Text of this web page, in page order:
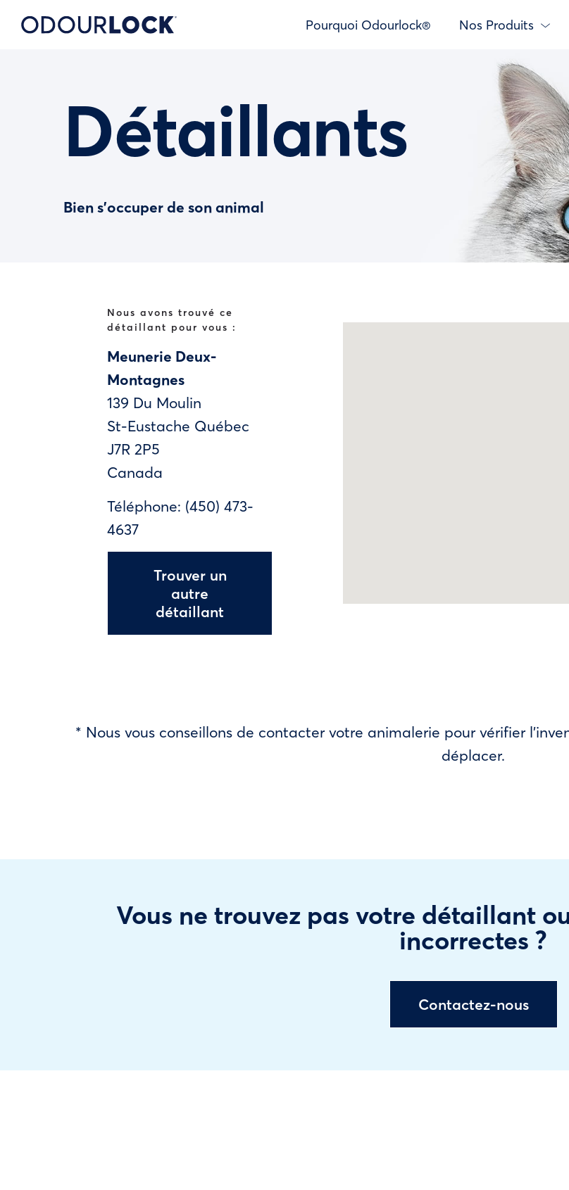
Pourquoi Odourlock® Nos Produits
Détaillants
Bien s’occuper de son animal
Nous avons trouvé ce
détaillant pour vous :
Meunerie Deux-
Montagnes
139 Du Moulin
St-Eustache Québec
J7R 2P5
Canada
Téléphone: (450) 473-
4637
Trouver un
autre
détaillant
* Nous vous conseillons de contacter votre animalerie pour vérifier
déplacer.
Vous ne trouvez pas votre détaillant
incorrectes ?
Contactez-nous